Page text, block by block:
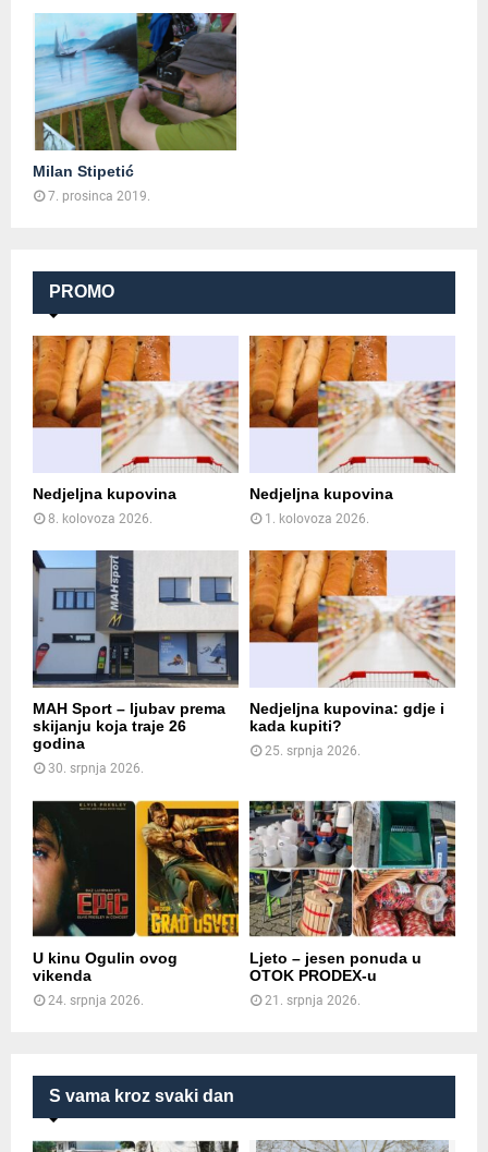
S vama kroz svaki dan
Milan Stipetić
7. prosinca 2019.
PROMO
Nedjeljna kupovina
8. kolovoza 2026.
Nedjeljna kupovina
1. kolovoza 2026.
MAH Sport – ljubav prema
skijanju koja traje 26
godina
30. srpnja 2026.
Nedjeljna kupovina: gdje i
kada kupiti?
25. srpnja 2026.
U kinu Ogulin ovog
vikenda
24. srpnja 2026.
Ljeto – jesen ponuda u
OTOK PRODEX-u
21. srpnja 2026.